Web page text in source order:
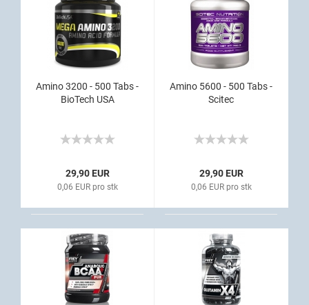
Amino 3200 - 500 Tabs -
BioTech USA
29,90 EUR
0,06 EUR pro stk
Amino 5600 - 500 Tabs -
Scitec
29,90 EUR
0,06 EUR pro stk